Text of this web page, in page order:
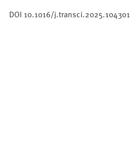
DOI 10.1016/j.transci.2025.104301